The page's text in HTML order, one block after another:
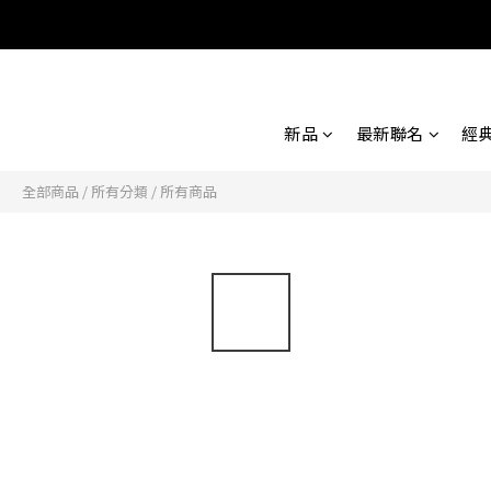
新品 最新聯名 經
全部商品 / 所有分類 / 所有商品